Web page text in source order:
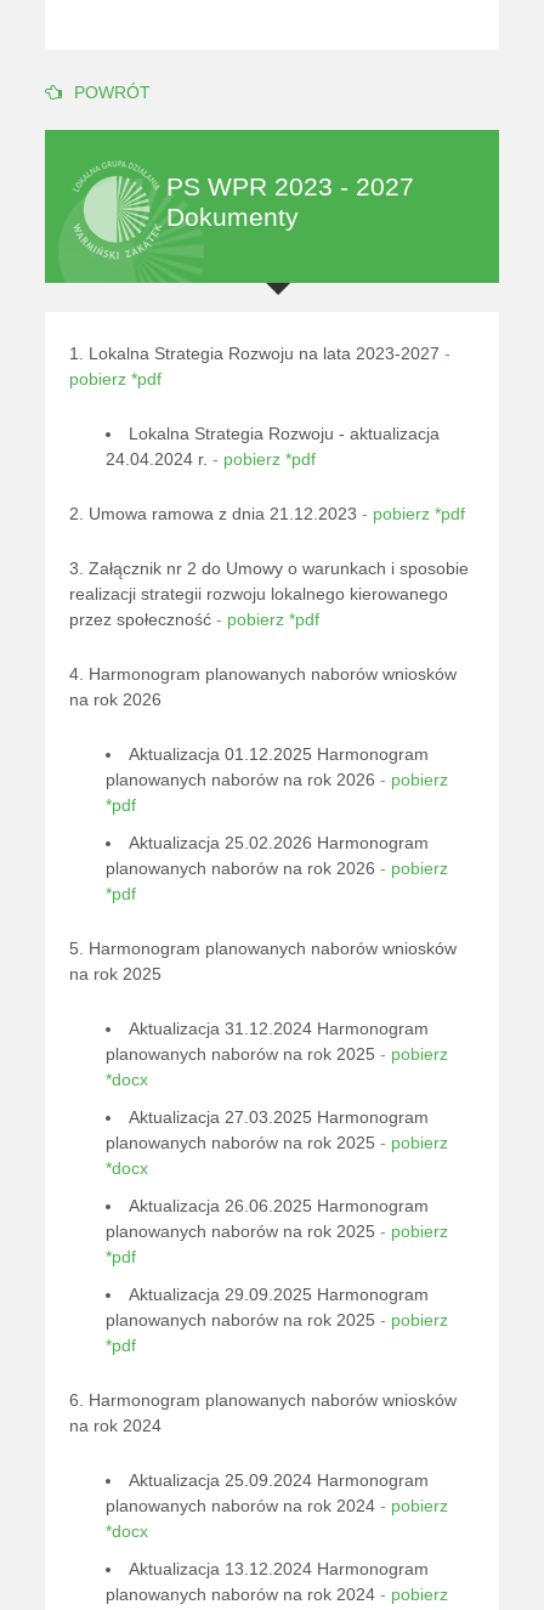
POWRÓT
PS WPR 2023 - 2027
Dokumenty
1. Lokalna Strategia Rozwoju na lata 2023-2027-
pobierz *pdf
Lokalna Strategia Rozwoju - aktualizacja
24.04.2024 r.- pobierz *pdf
2. Umowa ramowa z dnia 21.12.2023- pobierz *pdf
3. Załącznik nr 2 do Umowy o warunkach i sposobie
realizacji strategii rozwoju lokalnego kierowanego
przez społeczność- pobierz *pdf
4. Harmonogram planowanych naborów wniosków
na rok 2026
Aktualizacja 01.12.2025 Harmonogram
planowanych naborów na rok 2026- pobierz
*pdf
Aktualizacja 25.02.2026 Harmonogram
planowanych naborów na rok 2026- pobierz
*pdf
5. Harmonogram planowanych naborów wniosków
na rok 2025
Aktualizacja 31.12.2024 Harmonogram
planowanych naborów na rok 2025- pobierz
*docx
Aktualizacja 27.03.2025 Harmonogram
planowanych naborów na rok 2025- pobierz
*docx
Aktualizacja 26.06.2025 Harmonogram
planowanych naborów na rok 2025- pobierz
*pdf
Aktualizacja 29.09.2025 Harmonogram
planowanych naborów na rok 2025- pobierz
*pdf
6. Harmonogram planowanych naborów wniosków
na rok 2024
Aktualizacja 25.09.2024 Harmonogram
planowanych naborów na rok 2024- pobierz
*docx
Aktualizacja 13.12.2024 Harmonogram
planowanych naborów na rok 2024- pobierz